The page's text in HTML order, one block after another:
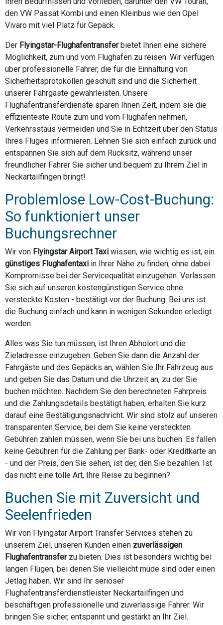
den VW Passat Kombi und einen Kleinbus wie den Opel
Vivaro mit viel Platz für Gepäck.
Der Flyingstar-Flughafentransferbietet Ihnen eine sichere
Möglichkeit, zum und vom Flughafen zu reisen. Wir verfügen
über professionelle Fahrer, die für die Einhaltung von
Sicherheitsprotokollen geschult sind und die Sicherheit
unserer Fahrgäste gewährleisten. Unsere
Flughafentransferdienste sparen Ihnen Zeit, indem sie die
effizienteste Route zum und vom Flughafen nehmen,
Verkehrsstaus vermeiden und Sie in Echtzeit über den Status
Ihres Fluges informieren. Lehnen Sie sich einfach zurück und
entspannen Sie sich auf dem Rücksitz, während unser
freundlicher Fahrer Sie sicher und bequem zu Ihrem Ziel in
Neckartailfingen bringt!
Problemlose Low-Cost-Buchung:
So funktioniert unser
Buchungsrechner
Wir von Flyingstar Airport Taxi wissen, wie wichtig es ist, ein
günstiges Flughafentaxi in Ihrer Nähe zu finden, ohne dabei
Kompromisse bei der Servicequalität einzugehen. Verlassen
Sie sich auf unseren kostengünstigen Service ohne
versteckte Kosten - bestätigt vor der Buchung. Bei uns ist
die Buchung einfach und kann in wenigen Sekunden erledigt
werden.
Alles was Sie tun müssen, ist Ihren Abholort und die
Zieladresse einzugeben. Geben Sie dann die Anzahl der
Fahrgäste und des Gepäcks an, wählen Sie Ihr Fahrzeug aus
und geben Sie das Datum und die Uhrzeit an, zu der Sie
buchen möchten. Nachdem Sie den berechneten Fahrpreis
und die Zahlungsdetails bestätigt haben, erhalten Sie kurz
darauf eine Bestätigungsnachricht. Wir sind stolz auf unseren
transparenten Service, bei dem Sie keine versteckten
Gebühren zahlen müssen, wenn Sie bei uns buchen. Es fallen
keine Gebühren für die Zahlung per Bank- oder Kreditkarte an
- und der Preis, den Sie sehen, ist der, den Sie bezahlen. Ist
das nicht eine tolle Art, Ihre Reise zu beginnen?
Buchen Sie mit Zuversicht und
Seelenfrieden
Wir von Flyingstar Airport Transfer Services stehen zu
unserem Ziel, unseren Kunden einen zuverlässigen
Flughafentransferzu bieten. Dies ist besonders wichtig bei
langen Flügen, bei denen Sie vielleicht müde sind oder einen
Jetlag haben. Wir sind Ihr seriöser
Flughafentransferdienstleister Neckartailfingen und
beschäftigen professionelle und zuverlässige Fahrer. Wir
bringen Sie sicher, entspannt und gestärkt an Ihr Ziel.